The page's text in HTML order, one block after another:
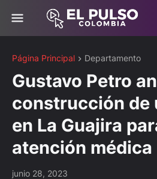
Página Principal Departamento
Gustavo Petro
construcción de
en La Guajira
atención médica
junio 28, 2023